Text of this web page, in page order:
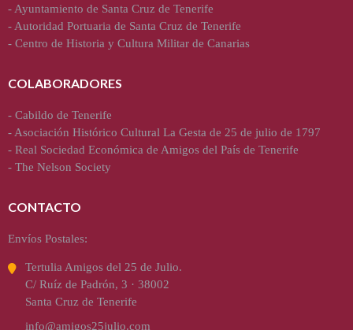
- Ayuntamiento de Santa Cruz de Tenerife
- Autoridad Portuaria de Santa Cruz de Tenerife
- Centro de Historia y Cultura Militar de Canarias
COLABORADORES
- Cabildo de Tenerife
- Asociación Histórico Cultural La Gesta de 25 de julio de 1797
- Real Sociedad Económica de Amigos del País de Tenerife
- The Nelson Society
CONTACTO
Envíos Postales:
Tertulia Amigos del 25 de Julio.
C/ Ruíz de Padrón, 3 · 38002
Santa Cruz de Tenerife
info@amigos25julio.com